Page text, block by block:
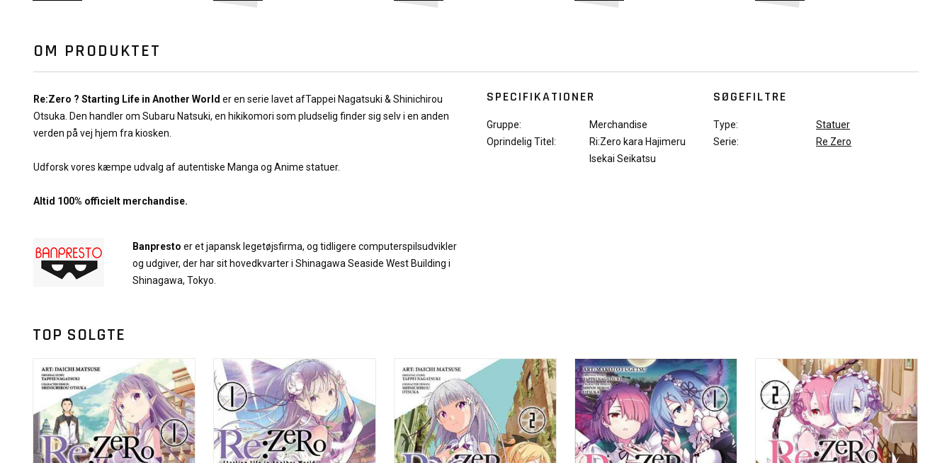
OM PRODUKTET
Re:Zero ? Starting Life in Another World er en serie lavet afTappei Nagatsuki & Shinichirou
Otsuka. Den handler om Subaru Natsuki, en hikikomori som pludselig finder sig selv i en anden
verden på vej hjem fra kiosken.
Udforsk vores kæmpe udvalg af autentiske Manga og Anime statuer.
Altid 100% officielt merchandise.
Banpresto er et japansk legetøjsfirma, og tidligere computerspilsudvikler
og udgiver, der har sit hovedkvarter i Shinagawa Seaside West Building i
Shinagawa, Tokyo.
SPECIFIKATIONER
Gruppe:
Merchandise
Oprindelig Titel:
Ri:Zero kara Hajimeru
Isekai Seikatsu
SØGEFILTRE
Type:
Statuer
Serie:
Re Zero
TOP SOLGTE